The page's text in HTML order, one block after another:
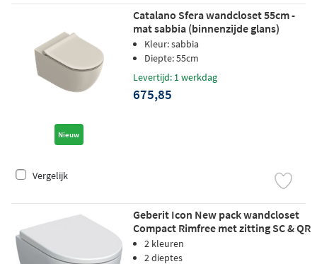
Nieuw
Catalano Sfera wandcloset 55cm -
mat sabbia (binnenzijde glans)
(model 2025)
Kleur: sabbia
Diepte: 55cm
Levertijd: 1 werkdag
675,85
Vergelijk
Geberit Icon New pack wandcloset
Compact Rimfree met zitting SC & QR
- wit2 kleuren
2 dieptes